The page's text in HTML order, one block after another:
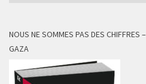
NOUS NE SOMMES PAS DES CHIFFRES
GAZA